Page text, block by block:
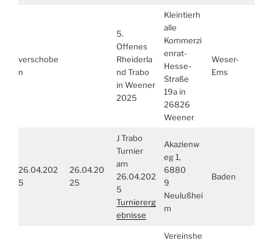
verschobe
n
5.
Offenes
Rheiderla
nd Trabo
in Weener
2025
Kleintierh
alle
Kommerzi
enrat-
Hesse-
Straße
19a in
26826
Weener
Weser-
Ems
26.04.202
5
26.04.20
25
J Trabo
Turnier
am
26.04.202
5
Turniererg
ebnisse
Akazienw
eg 1,
6880
9
Neulußhei
m
Baden
Vereinshe